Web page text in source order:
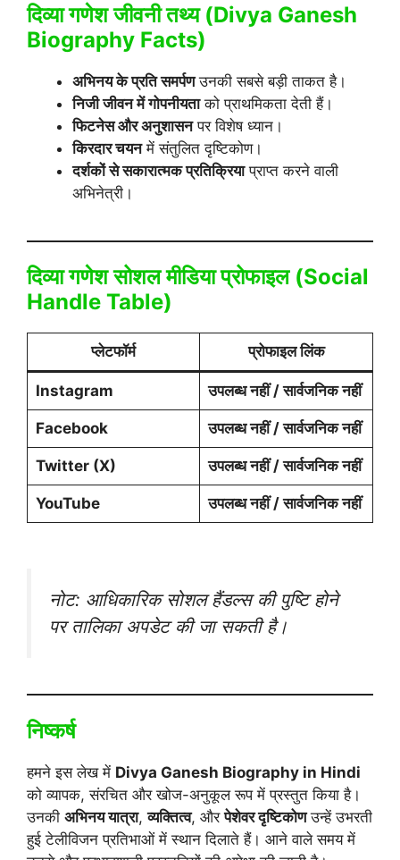
दिव्या गणेश जीवनी तथ्य (Divya Ganesh
Biography Facts)
अभिनय के प्रति समर्पणउनकी सबसे बड़ी ताकत है।
निजी जीवन में गोपनीयताको प्राथमिकता देती हैं।
फिटनेस और अनुशासनपर विशेष ध्यान।
किरदार चयनमें संतुलित दृष्टिकोण।
दर्शकों से सकारात्मक प्रतिक्रियाप्राप्त करने वाली
अभिनेत्री।
दिव्या गणेश सोशल मीडिया प्रोफाइल (Social
Handle Table)
प्लेटफॉर्म प्रोफाइल लिंक
Instagram उपलब्ध नहीं / सार्वजनिक नहीं
Facebook उपलब्ध नहीं / सार्वजनिक नहीं
Twitter (X) उपलब्ध नहीं / सार्वजनिक नहीं
YouTube उपलब्ध नहीं / सार्वजनिक नहीं
नोट: आधिकारिक सोशल हैंडल्स की पुष्टि होने
पर तालिका अपडेट की जा सकती है।
निष्कर्ष
हमने इस लेख में Divya Ganesh Biography in Hindi
को व्यापक, संरचित और खोज-अनुकूल रूप में प्रस्तुत किया है।
उनकी अभिनय यात्रा,व्यक्तित्व, औरपेशेवर दृष्टिकोणउन्हें उभरती
हुई टेलीविजन प्रतिभाओं में स्थान दिलाते हैं। आने वाले समय में